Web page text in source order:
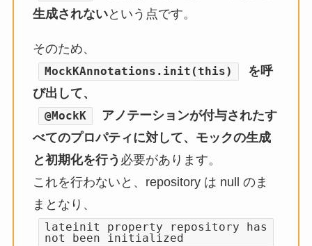
生成されないという点です。
そのため、
MockKAnnotations.init(this)
を呼
び出して、
@MockK
アノテーションが付与されたす
べてのプロパティに対して、モックの生成
と初期化を行う 必要があります。
これを行わないと、repository は null のま
まとなり、
lateinit property repository has
not been initialized